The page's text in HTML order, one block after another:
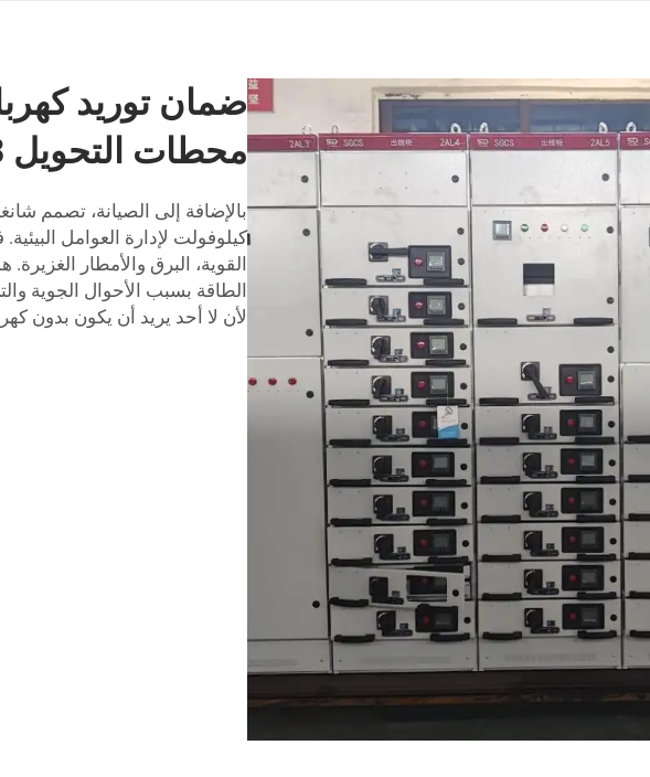
ضمان توريد
محطات التحويل 11/33 كيلوفولت
كيلوفولت لإدارة العوامل
القوية، البرق والأمطار
الطاقة بسبب الأحوال الجوية
لأن لا أحد يريد أن يكون بدون